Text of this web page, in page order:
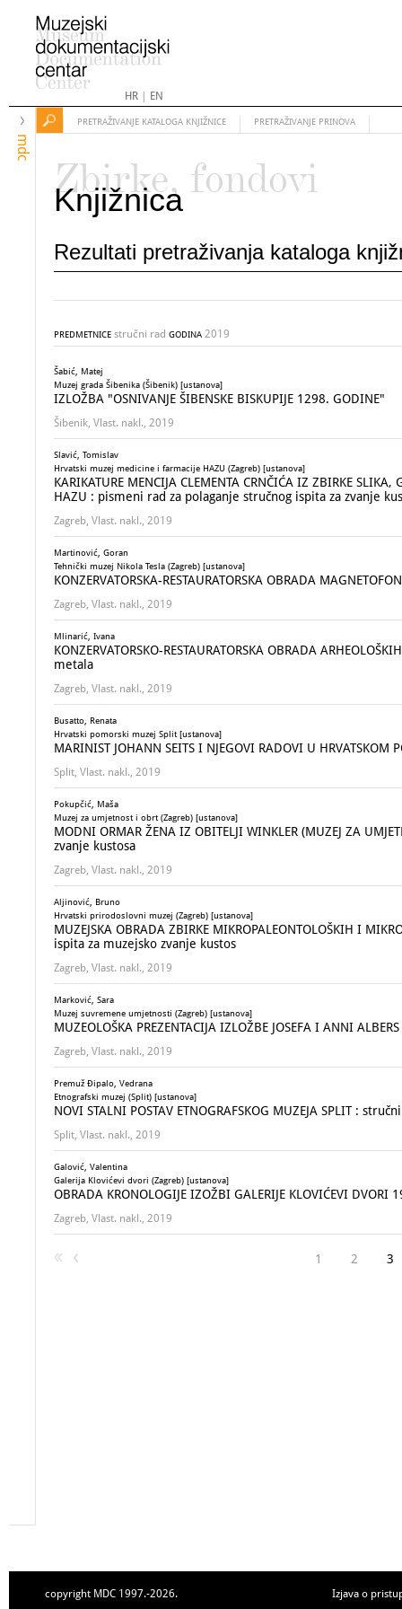
HR| EN
mdc
PRETRAŽIVANJE KATALOGA KNJIŽNICE PRETRAŽIVANJE PRINOVA
Zbirke, fondovi
Knjižnica
Rezultati pretraživanja kataloga
PREDMETNICE stručni rad GODINA 2019
Šabić, Matej
Muzej grada Šibenika (Šibenik) [ustanova]
IZLOŽBA "OSNIVANJE ŠIBENSKE BISKUPIJE 1298. GODINE"
Šibenik, Vlast. nakl., 2019
Slavić, Tomislav
Hrvatski muzej medicine i farmacije HAZU (Zagreb) [ustanova]
KARIKATURE MENCIJA CLEMENTA CRNČIĆA IZ ZBIRKE
HAZU : pismeni rad za polaganje stručnog ispita za zvanje
Zagreb, Vlast. nakl., 2019
Martinović, Goran
Tehnički muzej Nikola Tesla (Zagreb) [ustanova]
KONZERVATORSKA-RESTAURATORSKA OBRADA
Zagreb, Vlast. nakl., 2019
Mlinarić, Ivana
KONZERVATORSKO-RESTAURATORSKA OBRADA
metala
Zagreb, Vlast. nakl., 2019
Busatto, Renata
Hrvatski pomorski muzej Split [ustanova]
MARINIST JOHANN SEITS I NJEGOVI RADOVI U
Split, Vlast. nakl., 2019
Pokupčić, Maša
Muzej za umjetnost i obrt (Zagreb) [ustanova]
MODNI ORMAR ŽENA IZ OBITELJI WINKLER (MUZEJ ZA
zvanje kustosa
Zagreb, Vlast. nakl., 2019
Aljinović, Bruno
Hrvatski prirodoslovni muzej (Zagreb) [ustanova]
MUZEJSKA OBRADA ZBIRKE MIKROPALEONTOLOŠKIH I
ispita za muzejsko zvanje kustos
Zagreb, Vlast. nakl., 2019
Marković, Sara
Muzej suvremene umjetnosti (Zagreb) [ustanova]
MUZEOLOŠKA PREZENTACIJA IZLOŽBE JOSEFA I ANNI
Zagreb, Vlast. nakl., 2019
Premuž Đipalo, Vedrana
Etnografski muzej (Split) [ustanova]
NOVI STALNI POSTAV ETNOGRAFSKOG MUZEJA SPLIT :
Split, Vlast. nakl., 2019
Galović, Valentina
Galerija Klovićevi dvori (Zagreb) [ustanova]
OBRADA KRONOLOGIJE IZOŽBI GALERIJE KLOVIĆEVI
Zagreb, Vlast. nakl., 2019
1 2 3
copyright MDC 1997.-2026. Izjava o